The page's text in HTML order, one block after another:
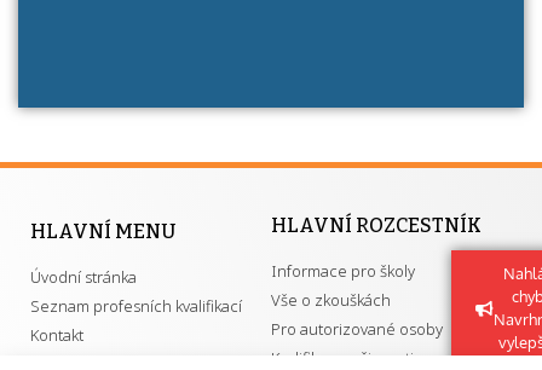
HLAVNÍ MENU
Úvodní stránka
Seznam profesních kvalifikací
Kontakt
HLAVNÍ ROZCESTNÍK
Informace pro školy
Vše o zkouškách
Pro autorizované osoby
Kvalifikace a živnosti